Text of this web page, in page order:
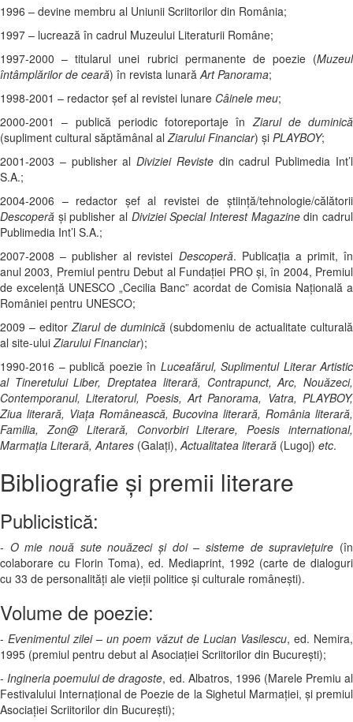
1996 – devine membru al Uniunii Scriitorilor din România;
1997 – lucrează în cadrul Muzeului Literaturii Române;
1997-2000 – titularul unei rubrici permanente de poezie (Muzeul
întâmplărilor de ceară) în revista lunarăArt Panorama;
1998-2001 – redactor şef al revistei lunare Câinele meu;
2000-2001 – publică periodic fotoreportaje înZiarul de duminică
(supliment cultural săptămânal alZiarului Financiar) şi PLAYBOY;
2001-2003 – publisher alDiviziei Revistedin cadrul Publimedia Int’l
S.A.;
2004-2006 – redactor şef al revistei de ştiinţă/tehnologie/călătorii
Descoperă şi publisher al Diviziei Special Interest Magazinedin cadrul
Publimedia Int’l S.A.;
2007-2008 – publisher al revistei Descoperă. Publicația a primit, în
anul 2003, Premiul pentru Debut al Fundației PRO și, în 2004, Premiul
de excelență UNESCO „Cecilia Banc” acordat de Comisia Națională a
României pentru UNESCO;
2009 – editor Ziarul de duminică (subdomeniu de actualitate culturală
al site-uluiZiarului Financiar);
1990-2016 – publică poezie în Luceafărul, Suplimentul Literar Artistic
al Tineretului Liber, Dreptatea literară, Contrapunct, Arc, Nouăzeci,
Contemporanul, Literatorul, Poesis, Art Panorama, Vatra, PLAYBOY,
Ziua literară, Viaţa Românească, Bucovina literară, România literară,
Familia, Zon@ Literară, Convorbiri Literare, Poesis international,
Marmaţia Literară,Antares (Galaţi),Actualitatea literară (Lugoj) etc.
Bibliografie şi premii literare
Publicistică:
- O mie nouă sute nouăzeci şi doi – sisteme de supravieţuire (în
colaborare cu Florin Toma), ed. Mediaprint, 1992 (carte de dialoguri
cu 33 de personalităţi ale vieţii politice şi culturale româneşti).
Volume de poezie:
- Evenimentul zilei – un poem văzut de Lucian Vasilescu, ed. Nemira,
1995 (premiul pentru debut al Asociaţiei Scriitorilor din Bucureşti);
- Ingineria poemului de dragoste, ed. Albatros, 1996 (Marele Premiu al
Festivalului Internaţional de Poezie de la Sighetul Marmaţiei, şi premiul
Asociaţiei Scriitorilor din Bucureşti);